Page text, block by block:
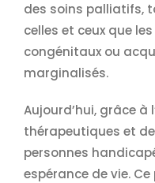
des soins palliatifs,
celles et ceux que
congénitaux ou
marginalisés.
Aujourd’hui, grâce à
thérapeutiques et
personnes
espérance de vie.